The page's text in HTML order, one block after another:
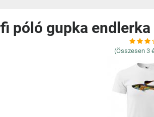
póló gupka
(Összesen 3